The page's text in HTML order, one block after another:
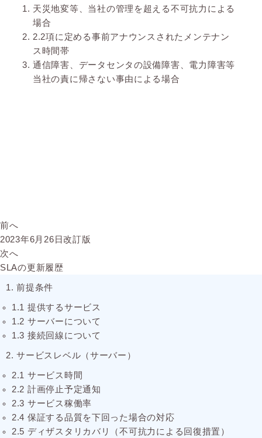
天災地変等、当社の管理を超える不可抗力による
場合
2.2項に定める事前アナウンスされたメンテナン
ス時間帯
通信障害、データセンタの設備障害、電力障害等
当社の責に帰さない事由による場合
前へ
2023年6月26日改訂版
次へ
SLAの更新履歴
1. 前提条件
1.1 提供するサービス
1.2 サーバーについて
1.3 接続回線について
2. サービスレベル（サーバー）
2.1 サービス時間
2.2 計画停止予定通知
2.3 サービス稼働率
2.4 保証する品質を下回った場合の対応
2.5 ディザスタリカバリ（不可抗力による回復措置）